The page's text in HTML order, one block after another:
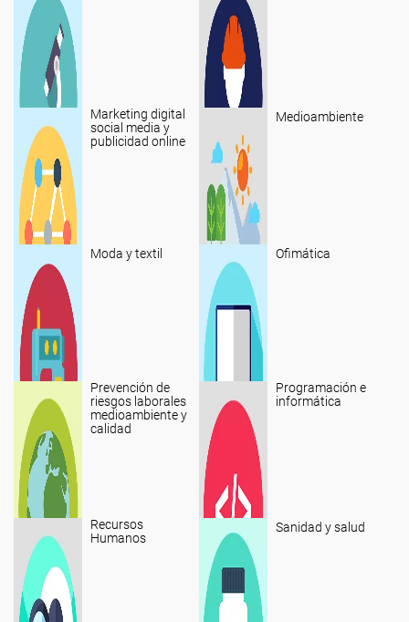
Marketing digital
social media y
publicidad online
Medioambiente
Moda y textil Ofimática
Prevención de
riesgos laborales
medioambiente y
calidad
Programación e
informática
Recursos
Humanos
Sanidad y salud